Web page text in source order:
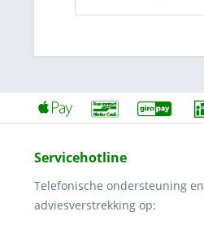
Servicehotline
Telefonische ondersteuning en
adviesverstrekking op: